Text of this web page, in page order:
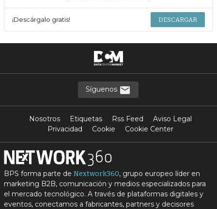
¡Descárgalo gratis! DESCARGAR
Síguenos
Nosotros Etiquetas Rss Feed
Aviso Legal
Privacidad
Cookie Cookie Center
BPS forma parte de Nextwork360, grupo europeo líder en
marketing B2B, comunicación y medios especializados para
el mercado tecnológico. A través de plataformas digitales y
eventos, conectamos a fabricantes, partners y decisores